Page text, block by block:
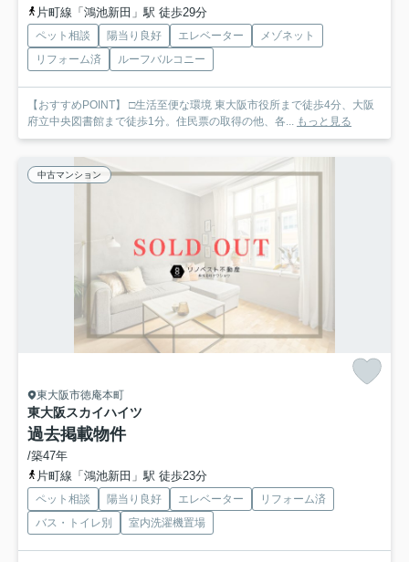
片町線「鴻池新田」駅 徒歩29分
ペット相談 陽当り良好 エレベーター
メゾネット
リフォーム済
ルーフバルコニー
【おすすめPOINT】 □生活至便な環境 東大阪市役所まで徒歩4分、大阪
府立中央図書館まで徒歩1分。住民票の取得の他、各... もっと見る
中古マンション
東大阪市徳庵本町
東大阪スカイハイツ
過去掲載物件
/築47年
片町線「鴻池新田」駅 徒歩23分
ペット相談 陽当り良好 エレベーター
リフォーム済
バス・トイレ別
室内洗濯機置場